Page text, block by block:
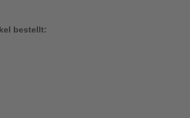
bestellt: